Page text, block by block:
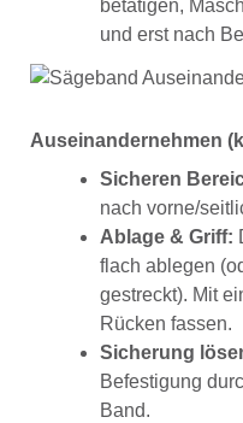
betätigen,
und erst nach
Auseinandernehmen
Sicheren
nach vorne/
Ablage & Griff:
flach ablegen
gestreckt). Mit
Rücken fassen.
Sicherung
Befestigung
Band.